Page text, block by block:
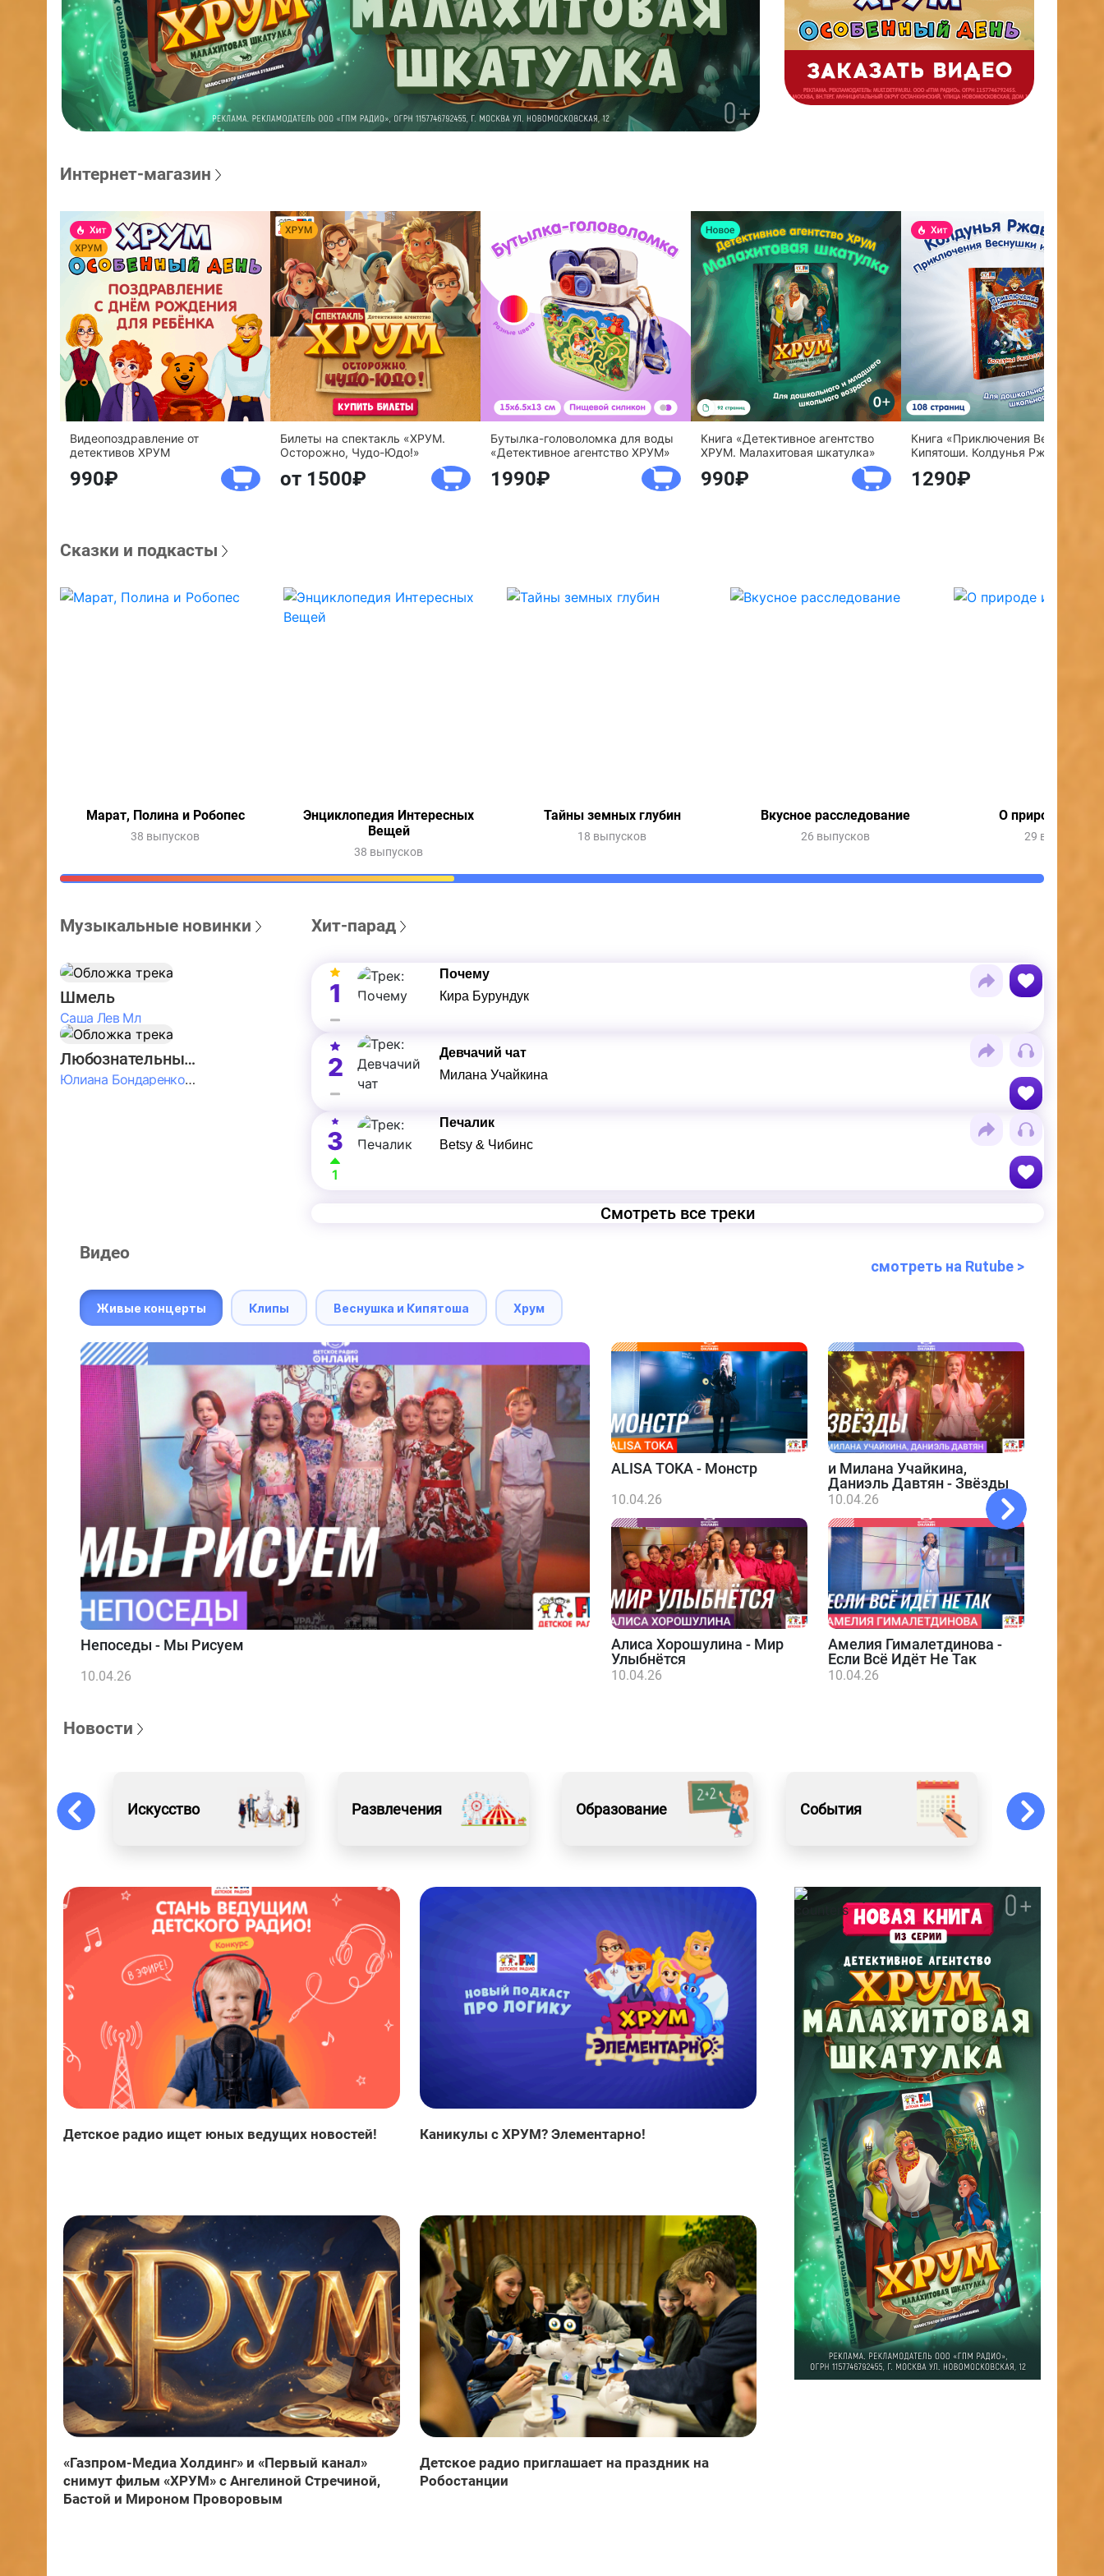
Интернет-магазин
Видеопоздравление от
детективов ХРУМ
990
Билеты на спектакль «ХРУМ.
Осторожно, Чудо-Юдо!»
от 1500
Бутылка-головоломка для воды
«Детективное агентство ХРУМ»
1990
Книга «Детективное агентство
ХРУМ. Малахитовая шкатулка»
990
Книга «Приключения Веснушки и
Кипятоши. Колдунья Ржавелла»
1290
Сказки и подкасты
Марат, Полина и Робопес
38 выпусков
Энциклопедия Интересных
Вещей
38 выпусков
Тайны земных глубин
18 выпусков
Вкусное расследование
26 выпусков
О природе и
29 выпусков
Музыкальные новинки
Шмель
Саша Лев Мл
Любознательные Дети
Юлиана Бондаренко & Амелия Колпакова & Егор Егоров & Валерия Шевченко & Ксюша Косичкина
Хит-парад
1
Почему
Кира Бурундук
2
Девчачий чат
Милана Учайкина
3
1
Печалик
Betsy & Чибинс
Смотреть все треки
Видео
смотреть на Rutube >
Живые концерты Клипы Веснушка и Кипятоша Хрум
Непоседы - Мы Рисуем
10.04.26
ALISA TOKA - Монстр
10.04.26
и Милана Учайкина,
Даниэль Давтян - Звёзды
10.04.26
Алиса Хорошулина - Мир
Улыбнётся
10.04.26
Амелия Гималетдинова -
Если Всё Идёт Не Так
10.04.26
Новости
Искусство Развлечения Образование События Новости
Детское радио ищет юных ведущих новостей! Каникулы с ХРУМ? Элементарно!
«Газпром-Медиа Холдинг» и «Первый канал»
снимут фильм «ХРУМ» с Ангелиной Стречиной,
Бастой и Мироном Проворовым
Детское радио приглашает на праздник на
Робостанции